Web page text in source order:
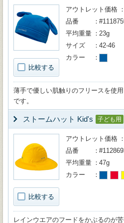
比較する
アウトレット価格
品番
平均重量
23g
サイズ
42-46
カラー
薄手で優しい肌触りのフリースを使
です。
ストームハット Kid's 子ども用
比較する
アウトレット価格
品番
平均重量
47g
カラー
レインウエアのフードをかぶるのが